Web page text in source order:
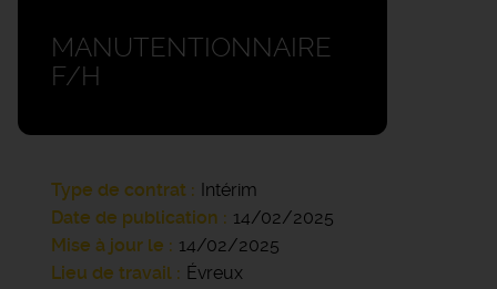
MANUTENTIONNAIRE
F/H
Type de contrat
Intérim
Date de publication
14/02/2025
Mise à jour le
14/02/2025
Lieu de travail
Évreux